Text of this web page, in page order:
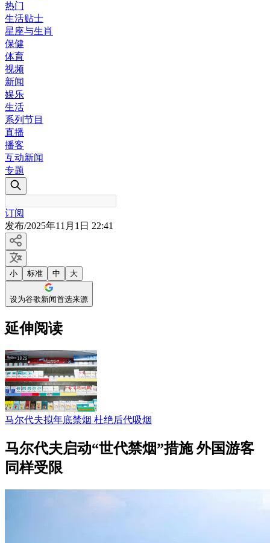
热门
生活贴士
星座与生肖
保健
体育
视频
新闻
娱乐
生活
系列节目
直播
播客
互动新闻
专题
订阅
发布/2025年11月1日 22:41
小 标准 中 大
设为谷歌新闻首选来源
延伸阅读
马尔代夫拟年底禁烟 杜绝后代吸烟
马尔代夫启动“世代禁烟”措施 外国游客
同样受限